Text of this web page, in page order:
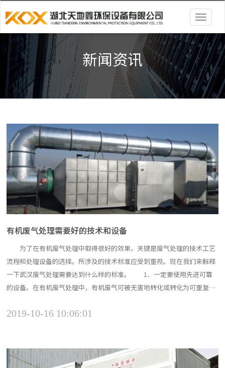
新闻资讯
有机废气处理需要好的技术和设备
为了在有机废气处理中取得很好的效果，关键是废气处理的技术工艺
流程和处理设备的选择。所涉及的技术标准应受到重视。现在我们来解释
一下武汉废气处理需要达到什么样的标准。 1、一定要使用先进可靠
的设备。在有机废气处理中，有机废气可被无害地转化或转化为可重复使
废气的设备来应付环境检查。无法达到真正的废气处理效果，危害环境，
2019-10-16 10:06:01